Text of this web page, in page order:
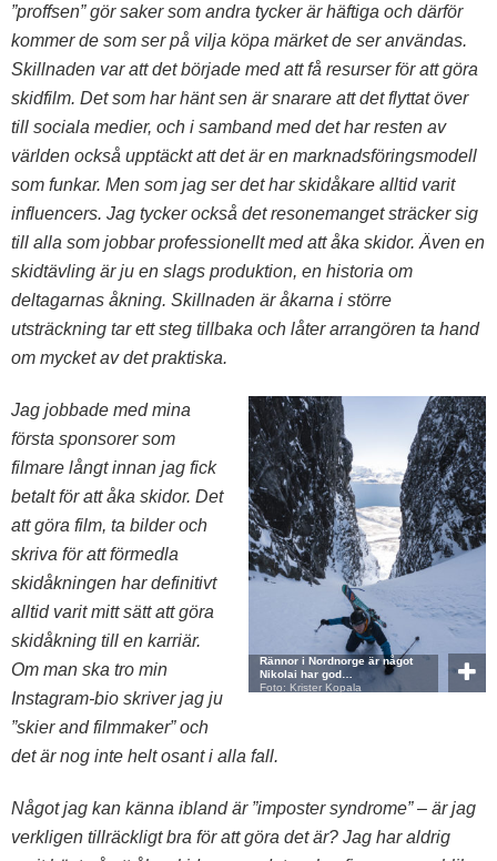
”proffsen” gör saker som andra tycker är häftiga och därför
kommer de som ser på vilja köpa märket de ser användas.
Skillnaden var att det började med att få resurser för att göra
skidfilm. Det som har hänt sen är snarare att det flyttat över
till sociala medier, och i samband med det har resten av
världen också upptäckt att det är en marknadsföringsmodell
som funkar. Men som jag ser det har skidåkare alltid varit
influencers. Jag tycker också det resonemanget sträcker sig
till alla som jobbar professionellt med att åka skidor. Även en
skidtävling är ju en slags produktion, en historia om
deltagarnas åkning. Skillnaden är åkarna i större
utsträckning tar ett steg tillbaka och låter arrangören ta hand
om mycket av det praktiska.
Rännor i Nordnorge är något
Nikolai har god…
Foto: Krister Kopala
Jag jobbade med mina
första sponsorer som
filmare långt innan jag fick
betalt för att åka skidor. Det
att göra film, ta bilder och
skriva för att förmedla
skidåkningen har definitivt
alltid varit mitt sätt att göra
skidåkning till en karriär.
Om man ska tro min
Instagram-bio skriver jag ju
”skier and filmmaker” och
det är nog inte helt osant i alla fall.
Något jag kan känna ibland är ”imposter syndrome” – är jag
verkligen tillräckligt bra för att göra det är? Jag har aldrig